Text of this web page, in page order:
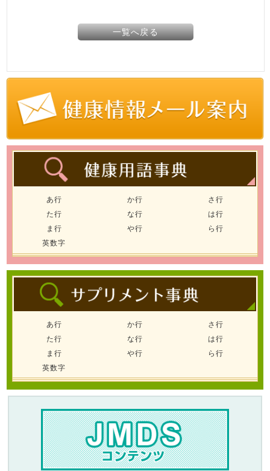
一覧へ戻る
あ行 か行
さ行
た行
な行
は行
ま行
や行
ら行
英数字
あ行 か行
さ行
た行
な行
は行
ま行
や行
ら行
英数字